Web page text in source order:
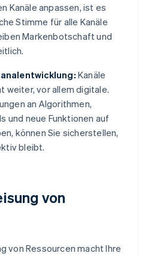
Kanäle anpassen, ist es
Stimme für alle Kanäle
Markenbotschaft und
Kanäle
weiter, vor allem digitale.
an Algorithmen,
und neue Funktionen auf
können Sie sicherstellen,
bleibt.
von
von Ressourcen macht Ihre